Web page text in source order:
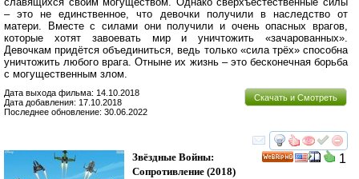
– это не единственное, что девочки получили в наследство от
матери. Вместе с силами они получили и очень опасных врагов,
которые хотят завоевать мир и уничтожить «зачарованных».
Девочкам придётся объединиться, ведь только «сила трёх» способна
уничтожить любого врага. Отныне их жизнь – это бесконечная борьба
с могущественным злом.
Скачать и Смотреть
Дата выхода фильма: 14.10.2018
Дата добавления: 17.10.2018
Последнее обновление: 30.06.2022
смотреть
1
Звёздные Войны:
Сопротивление (2018)